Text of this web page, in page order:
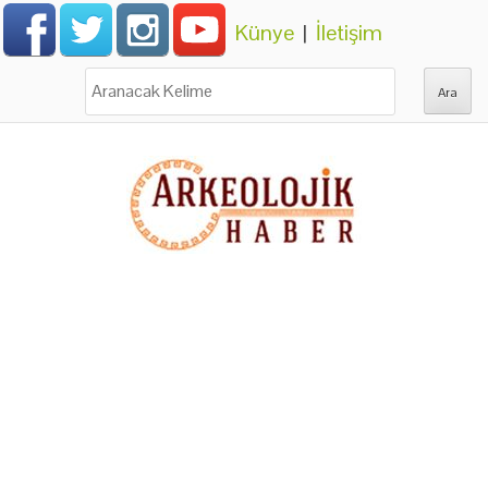
Künye | İletişim